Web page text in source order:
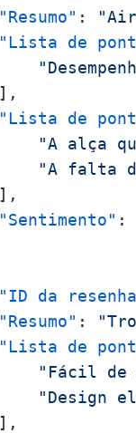
"Resumo" :
"Lista de
] ,
"Lista de
"A alça
"A falta
] ,
"Sentimento" :
"ID da
"Resumo" :
"Lista de
"Fácil de
"Design
] ,